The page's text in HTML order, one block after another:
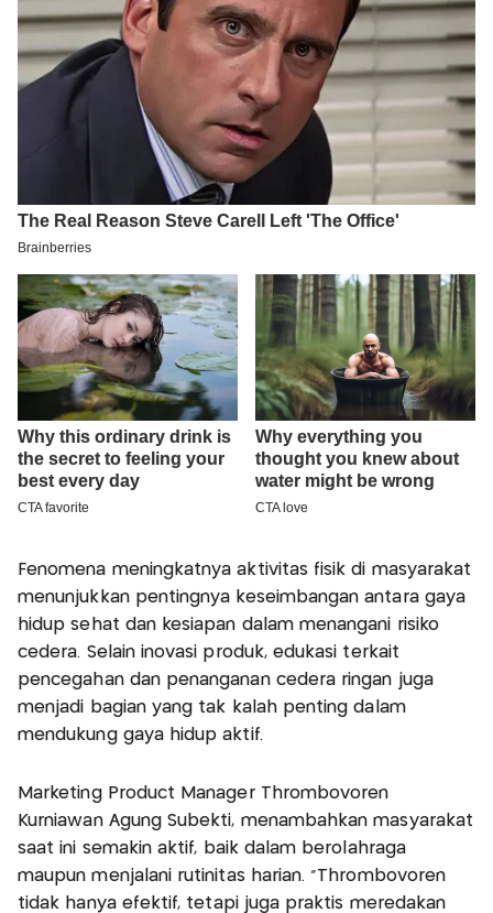
Fenomena meningkatnya aktivitas fisik di masyarakat
menunjukkan pentingnya keseimbangan antara gaya
hidup sehat dan kesiapan dalam menangani risiko
cedera. Selain inovasi produk, edukasi terkait
pencegahan dan penanganan cedera ringan juga
menjadi bagian yang tak kalah penting dalam
mendukung gaya hidup aktif.
Marketing Product Manager Thrombovoren
Kurniawan Agung Subekti, menambahkan masyarakat
saat ini semakin aktif, baik dalam berolahraga
maupun menjalani rutinitas harian. "Thrombovoren
tidak hanya efektif, tetapi juga praktis meredakan